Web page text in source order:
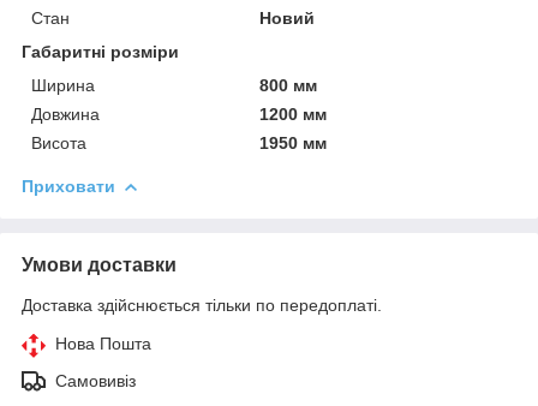
Стан
Новий
Габаритні розміри
Ширина
800 мм
Довжина
1200 мм
Висота
1950 мм
Приховати
Умови доставки
Доставка здійснюється тільки по передоплаті.
Нова Пошта
Самовивіз